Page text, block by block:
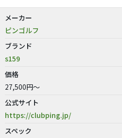
メーカー
ピンゴルフ
ブランド
s159
価格
27,500円～
公式サイト
https://clubping.jp/
スペック